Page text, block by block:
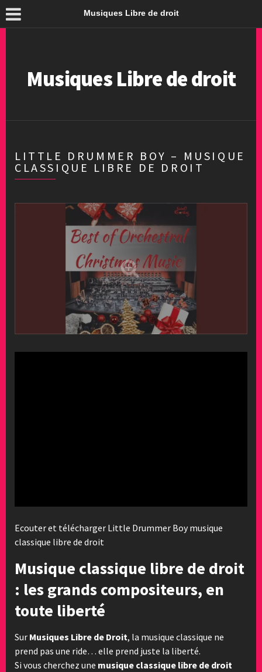
Musiques Libre de droit
Musiques Libre de droit
LITTLE DRUMMER BOY – MUSIQUE
CLASSIQUE LIBRE DE DROIT
Ecouter et télécharger Little Drummer Boy musique
classique libre de droit
Musique classique libre de droit
: les grands compositeurs, en
toute liberté
Sur Musiques Libre de Droit, la musique classique ne
prend pas une ride… elle prend juste la liberté.
Si vous cherchez une musique classique libre de droit